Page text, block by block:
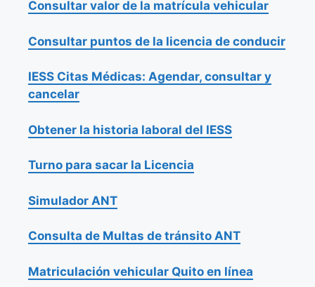
Consultar valor de la matrícula vehicular
Consultar puntos de la licencia de conducir
IESS Citas Médicas: Agendar, consultar y
cancelar
Obtener la historia laboral del IESS
Turno para sacar la Licencia
Simulador ANT
Consulta de Multas de tránsito ANT
Matriculación vehicular Quito en línea